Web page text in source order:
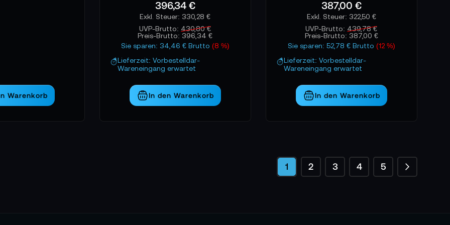
Warenkorb
396,34 €
330,28 €
UVP-Brutto: 430,80 €
Preis-Brutto: 396,34 €
Sie sparen: 34,46 € Brutto (8 %)
Lieferzeit: Vorbestelldar-
Wareneingang erwartet
In den Warenkorb
387,00 €
322,50 €
UVP-Brutto: 439,78 €
Preis-Brutto: 387,00 €
Sie sparen: 52,78 € Brutto (12 %)
Lieferzeit: Vorbestelldar-
Wareneingang erwartet
In den Warenkorb
SeiteSie lesen gerade die Seite
1 Seite
2 Seite
3 Seite
4 Seite
5